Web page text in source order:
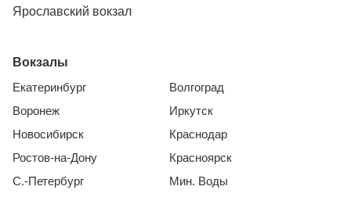
Ярославский вокзал
Вокзалы
Екатеринбург
Воронеж
Новосибирск
Ростов-на-Дону
С.-Петербург
Волгоград
Иркутск
Краснодар
Красноярск
Мин. Воды